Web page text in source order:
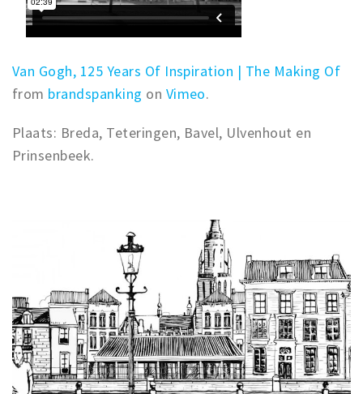
Van Gogh, 125 Years Of Inspiration | The Making Of
from brandspanking on Vimeo.
Plaats: Breda, Teteringen, Bavel, Ulvenhout en
Prinsenbeek.